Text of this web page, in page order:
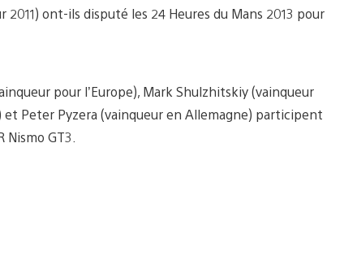
ont-ils disputé les 24 Heures du Mans 2013 pour
pour l’Europe), Mark Shulzhitskiy (vainqueur
et Peter Pyzera (vainqueur en Allemagne) participent
GT3.